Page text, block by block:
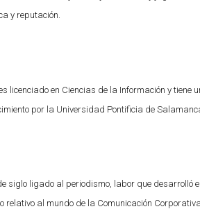
y reputación.
licenciado en Ciencias de la Información y tiene
por la Universidad Pontificia de
siglo ligado al periodismo, labor que desarrolló
relativo al mundo de la Comunicación